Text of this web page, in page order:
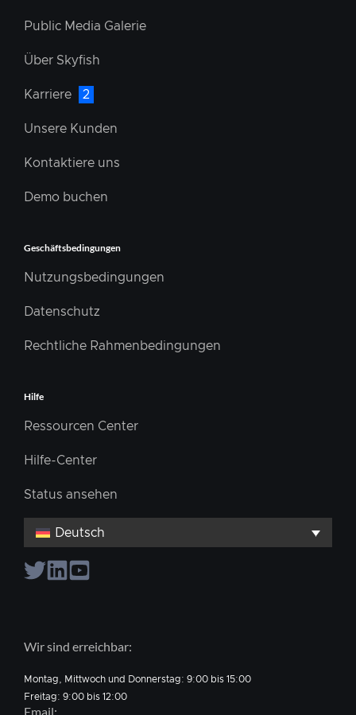
Public Media Galerie
Über Skyfish
Karriere 2
Unsere Kunden
Kontaktiere uns
Demo buchen
Geschäftsbedingungen
Nutzungsbedingungen
Datenschutz
Rechtliche Rahmenbedingungen
Hilfe
Ressourcen Center
Hilfe-Center
Status ansehen
Deutsch
Wir sind erreichbar:
Montag, Mittwoch und Donnerstag: 9:00 bis 15:00
Freitag: 9:00 bis 12:00
Email: